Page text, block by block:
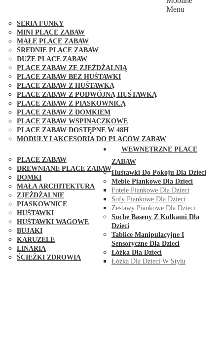
SERIA FUNKY
MINI PLACE ZABAW
MAŁE PLACE ZABAW
ŚREDNIE PLACE ZABAW
DUŻE PLACE ZABAW
PLACE ZABAW ZE ZJEŻDŻALNIĄ
PLACE ZABAW BEZ HUŚTAWKI
PLACE ZABAW Z HUŚTAWKĄ
PLACE ZABAW Z PODWÓJNĄ HUŚTAWKĄ
PLACE ZABAW Z PIASKOWNICĄ
PLACE ZABAW Z DOMKIEM
PLACE ZABAW WSPINACZKOWE
PLACE ZABAW DOSTĘPNE W 48H
MODUŁY I AKCESORIA DO PLACÓW ZABAW
PLACE ZABAW
DREWNIANE PLACE ZABAW
DOMKI
MAŁA ARCHITEKTURA
ZJEŻDŻALNIE
PIASKOWNICE
HUŚTAWKI
HUŚTAWKI WAGOWE
BUJAKI
KARUZELE
LINARIA
ŚCIEŻKI ZDROWIA
Menu
WEWNĘTRZNE PLACE
ZABAW
Huśtawki Do Pokoju Dla Dzieci
Meble Piankowe Dla Dzieci
Fotele Piankowe Dla Dzieci
Sofy Piankowe Dla Dzieci
Zestawy Piankowe Dla Dzieci
Suche Baseny Z Kulkami Dla
Dzieci
Tablice Manipulacyjne I
Sensoryczne Dla Dzieci
Łóżka Dla Dzieci
Łóżka Dla Dzieci W Stylu